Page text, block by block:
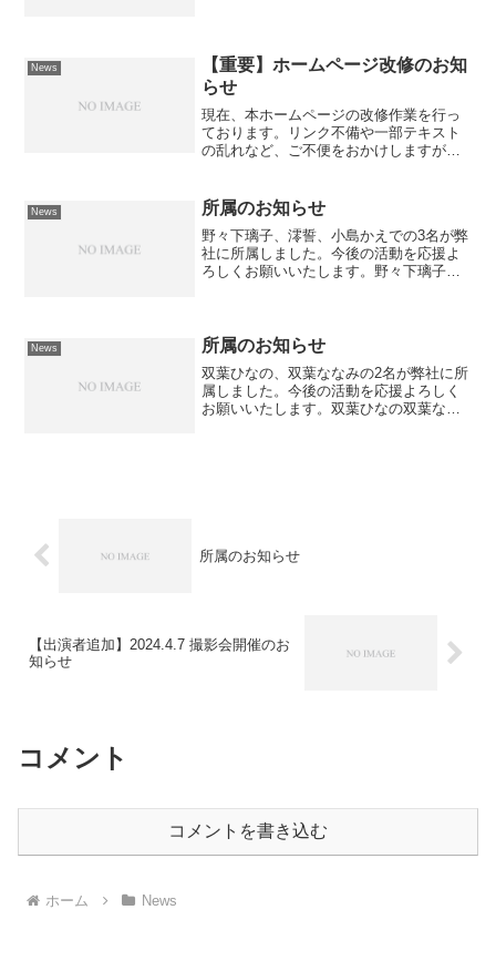
News
【重要】ホームページ改修のお知
らせ
現在、本ホームページの改修作業を行っ
ております。リンク不備や一部テキスト
の乱れなど、ご不便をおかけしますがご
News 所属のお知らせ
野々下璃子、澪誓、小島かえでの3名が弊
社に所属しました。今後の活動を応援よ
ろしくお願いいたします。野々下璃子澪
News 所属のお知らせ
双葉ひなの、双葉ななみの2名が弊社に所
属しました。今後の活動を応援よろしく
お願いいたします。双葉ひなの双葉なな
所属のお知らせ
【出演者追加】2024.4.7 撮影会開催のお
知らせ
コメント
コメントを書き込む
ホーム News